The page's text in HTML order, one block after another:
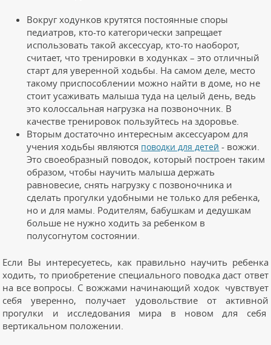
Вокруг ходунков крутятся постоянные споры
педиатров, кто-то категорически запрещает
использовать такой аксессуар, кто-то наоборот,
считает, что тренировки в ходунках – это отличный
старт для уверенной ходьбы. На самом деле, место
такому приспособлении можно найти в доме, но не
стоит усаживать малыша туда на целый день, ведь
это колоссальная нагрузка на позвоночник. В
качестве тренировок пользуйтесь на здоровье.
Вторым достаточно интересным аксессуаром для
учения ходьбы являются поводки для детей - вожжи.
Это своеобразный поводок, который построен таким
образом, чтобы научить малыша держать
равновесие, снять нагрузку с позвоночника и
сделать прогулки удобными не только для ребенка,
но и для мамы. Родителям, бабушкам и дедушкам
больше не нужно ходить за ребенком в
полусогнутом состоянии.
Если Вы интересуетесь, как правильно научить ребенка
ходить, то приобретение специального поводка даст ответ
на все вопросы. С вожжами начинающий ходок чувствует
себя уверенно, получает удовольствие от активной
прогулки и исследования мира в новом для себя
вертикальном положении.